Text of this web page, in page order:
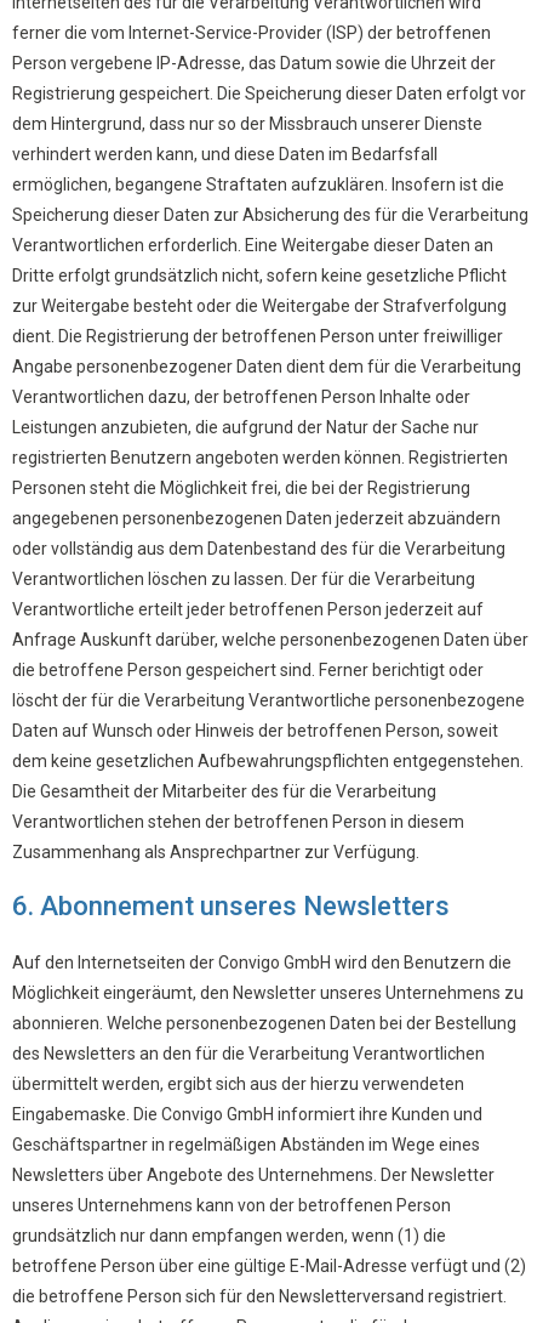
ferner die vom Internet-Service-Provider (ISP) der betroffenen
Person vergebene IP-Adresse, das Datum sowie die Uhrzeit der
Registrierung gespeichert. Die Speicherung dieser Daten erfolgt vor
dem Hintergrund, dass nur so der Missbrauch unserer Dienste
verhindert werden kann, und diese Daten im Bedarfsfall
ermöglichen, begangene Straftaten aufzuklären. Insofern ist die
Speicherung dieser Daten zur Absicherung des für die Verarbeitung
Verantwortlichen erforderlich. Eine Weitergabe dieser Daten an
Dritte erfolgt grundsätzlich nicht, sofern keine gesetzliche Pflicht
zur Weitergabe besteht oder die Weitergabe der Strafverfolgung
dient. Die Registrierung der betroffenen Person unter freiwilliger
Angabe personenbezogener Daten dient dem für die Verarbeitung
Verantwortlichen dazu, der betroffenen Person Inhalte oder
Leistungen anzubieten, die aufgrund der Natur der Sache nur
registrierten Benutzern angeboten werden können. Registrierten
Personen steht die Möglichkeit frei, die bei der Registrierung
angegebenen personenbezogenen Daten jederzeit abzuändern
oder vollständig aus dem Datenbestand des für die Verarbeitung
Verantwortlichen löschen zu lassen. Der für die Verarbeitung
Verantwortliche erteilt jeder betroffenen Person jederzeit auf
Anfrage Auskunft darüber, welche personenbezogenen Daten über
die betroffene Person gespeichert sind. Ferner berichtigt oder
löscht der für die Verarbeitung Verantwortliche personenbezogene
Daten auf Wunsch oder Hinweis der betroffenen Person, soweit
dem keine gesetzlichen Aufbewahrungspflichten entgegenstehen.
Die Gesamtheit der Mitarbeiter des für die Verarbeitung
Verantwortlichen stehen der betroffenen Person in diesem
Zusammenhang als Ansprechpartner zur Verfügung.
6. Abonnement unseres Newsletters
Auf den Internetseiten der Convigo GmbH wird den Benutzern die
Möglichkeit eingeräumt, den Newsletter unseres Unternehmens zu
abonnieren. Welche personenbezogenen Daten bei der Bestellung
des Newsletters an den für die Verarbeitung Verantwortlichen
übermittelt werden, ergibt sich aus der hierzu verwendeten
Eingabemaske. Die Convigo GmbH informiert ihre Kunden und
Geschäftspartner in regelmäßigen Abständen im Wege eines
Newsletters über Angebote des Unternehmens. Der Newsletter
unseres Unternehmens kann von der betroffenen Person
grundsätzlich nur dann empfangen werden, wenn (1) die
betroffene Person über eine gültige E-Mail-Adresse verfügt und (2)
die betroffene Person sich für den Newsletterversand registriert.